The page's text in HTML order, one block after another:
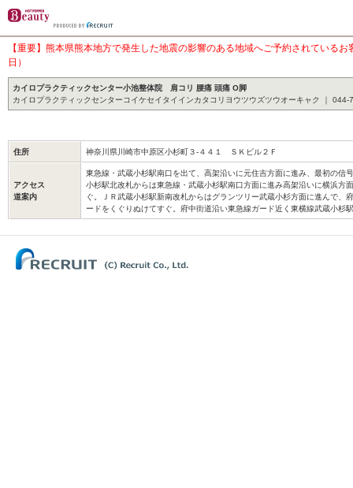
【重要】熊本県熊本地方で発生した地震の影響のある地域へご予約されている
日）
カイロプラクティックセンター小池整体院 肩コリ 腰痛 頭痛 O脚
カイロプラクティックセンターコイケセイタイインカタコリヨウツウズツウオーキャク ｜ 044-
住所 神奈川県川崎市中原区小杉町３‐４４１ ＳＫビル２Ｆ
アクセス
道案内
東急線・武蔵小杉駅南口を出て、高架沿いに元住吉方面に進み、最初の信
小杉駅北改札からは東急線・武蔵小杉駅南口方面に進み高架沿いに横浜方
ぐ。ＪＲ武蔵小杉駅新南改札からはグランツリー武蔵小杉方面に進んで、
ードをくぐりぬけてすぐ。府中街道沿い東急線ガード近く東横線武蔵小杉